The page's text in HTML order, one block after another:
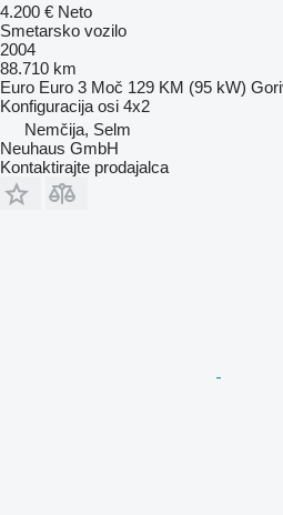
4.200 € Neto
Smetarsko vozilo
2004
88.710 km
Euro Euro 3 Moč 129 KM (95 kW)
Konfiguracija osi 4x2
Nemčija, Selm
Neuhaus GmbH
Kontaktirajte prodajalca